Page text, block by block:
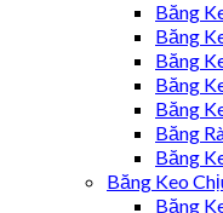
Băng
Băng
Băng
Băng
Băng
Băng
Băng
Băng Keo
Băng